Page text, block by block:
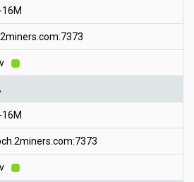
16M
16M